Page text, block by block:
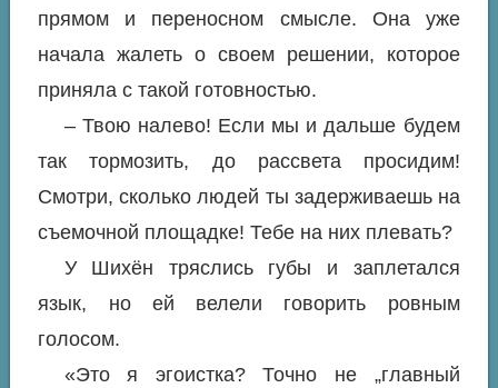
прямом и переносном смысле. Она уже
начала жалеть о своем решении, которое
приняла с такой готовностью.
– Твою налево! Если мы и дальше будем
так тормозить, до рассвета просидим!
Смотри, сколько людей ты задерживаешь на
съемочной площадке! Тебе на них плевать?
У Шихён тряслись губы и заплетался
язык, но ей велели говорить ровным
голосом.
«Это я эгоистка? Точно не „главный